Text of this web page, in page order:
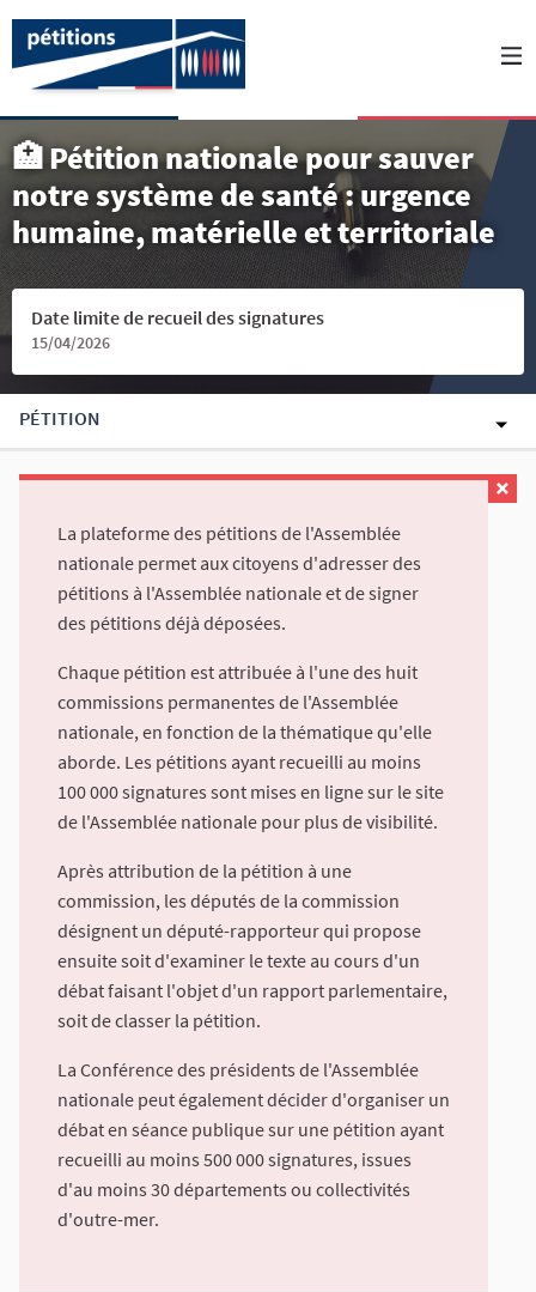
🏥 Pétition nationale pour sauver
notre système de santé : urgence
humaine, matérielle et territoriale
Date limite de recueil des signatures
15/04/2026
PÉTITION
La plateforme des pétitions de l'Assemblée
nationale permet aux citoyens d'adresser des
pétitions à l'Assemblée nationale et de signer
des pétitions déjà déposées.
Chaque pétition est attribuée à l'une des huit
commissions permanentes de l'Assemblée
nationale, en fonction de la thématique qu'elle
aborde. Les pétitions ayant recueilli au moins
100 000 signatures sont mises en ligne sur le site
de l'Assemblée nationale pour plus de visibilité.
Après attribution de la pétition à une
commission, les députés de la commission
désignent un député-rapporteur qui propose
ensuite soit d'examiner le texte au cours d'un
débat faisant l'objet d'un rapport parlementaire,
soit de classer la pétition.
La Conférence des présidents de l'Assemblée
nationale peut également décider d'organiser un
débat en séance publique sur une pétition ayant
recueilli au moins 500 000 signatures, issues
d'au moins 30 départements ou collectivités
d'outre-mer.